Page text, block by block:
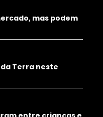
mas podem
Terra neste